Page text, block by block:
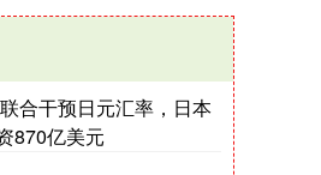
合干预日元汇率，日本
870亿美元